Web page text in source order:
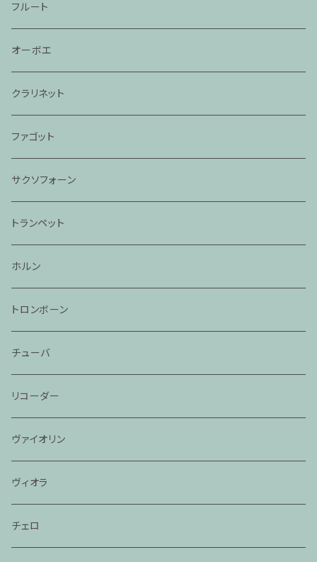
フルート
オーボエ
クラリネット
ファゴット
サクソフォーン
トランペット
ホルン
トロンボーン
チューバ
リコーダー
ヴァイオリン
ヴィオラ
チェロ